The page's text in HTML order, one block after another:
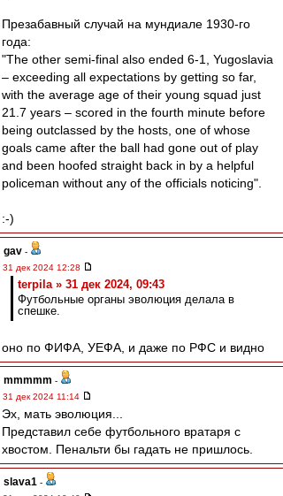
Презабавный случай на мундиале 1930-го
года:
"The other semi-final also ended 6-1, Yugoslavia
– exceeding all expectations by getting so far,
with the average age of their young squad just
21.7 years – scored in the fourth minute before
being outclassed by the hosts, one of whose
goals came after the ball had gone out of play
and been hoofed straight back in by a helpful
policeman without any of the officials noticing".
:-)
gav -
31 дек 2024 12:28
terpila » 31 дек 2024, 09:43
Футбольные органы эволюция делала в
спешке.
оно по ФИФА, УЕФА, и даже по РФС и видно
mmmmm -
31 дек 2024 11:14
Эх, мать эволюция...
Представил себе футбольного вратаря с
хвостом. Пенальти бы гадать не пришлось.
slava1 -